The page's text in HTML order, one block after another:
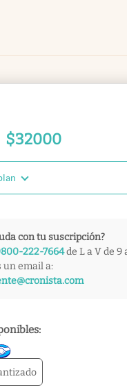
$32000
con tu suscripción?
222-7664de L a V de 9
un email a: